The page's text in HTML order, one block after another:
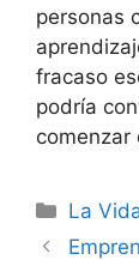
personas
fracaso
podría
comenzar
La